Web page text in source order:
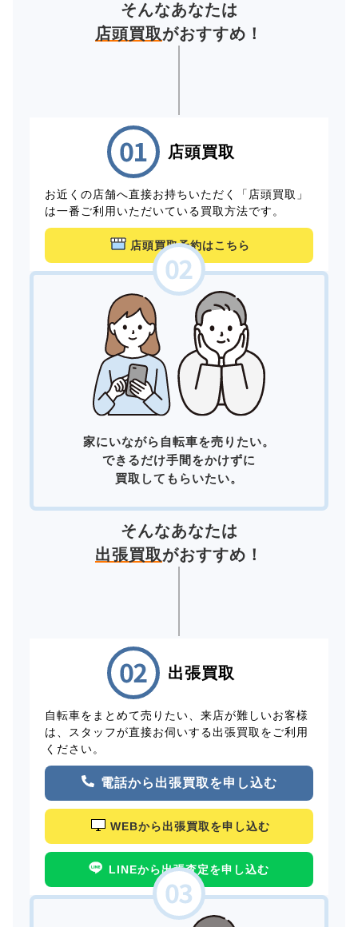
そんなあなたは
店頭買取がおすすめ！
店頭買取
お近くの店舗へ直接お持ちいただく「店頭買取」
は一番ご利用いただいている買取方法です。
店頭買取予約はこちら
家にいながら自転車を売りたい。
できるだけ手間をかけずに
買取してもらいたい。
そんなあなたは
出張買取がおすすめ！
出張買取
自転車をまとめて売りたい、来店が難しいお客様
は、スタッフが直接お伺いする出張買取をご利用
ください。
電話から出張買取を申し込む
WEBから出張買取を申し込む
LINEから出張査定を申し込む